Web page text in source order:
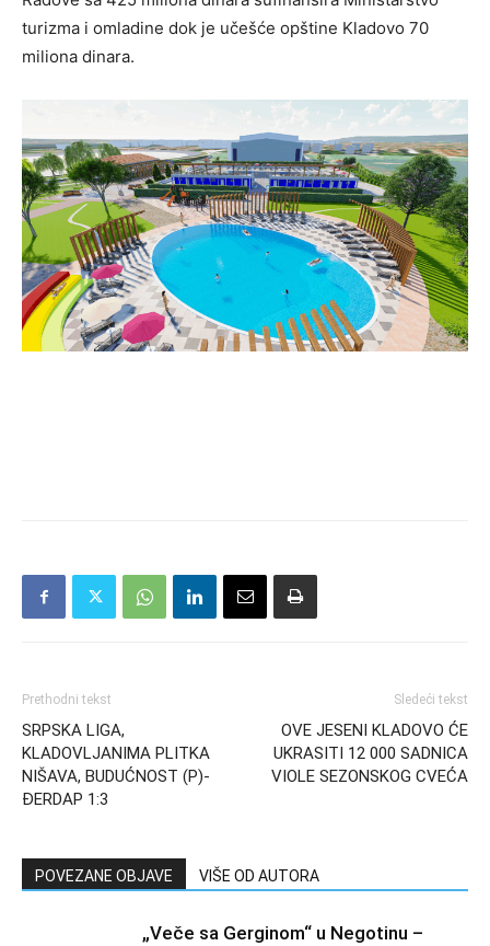
turizma i omladine dok je učešće opštine Kladovo 70
miliona dinara.
Prethodni tekst
SRPSKA LIGA,
KLADOVLJANIMA PLITKA
NIŠAVA, BUDUĆNOST (P)-
ĐERDAP 1:3
Sledeći tekst
OVE JESENI KLADOVO ĆE
UKRASITI 12 000 SADNICA
VIOLE SEZONSKOG CVEĆA
POVEZANE OBJAVE VIŠE OD AUTORA
„Veče sa Gerginom“ u Negotinu –